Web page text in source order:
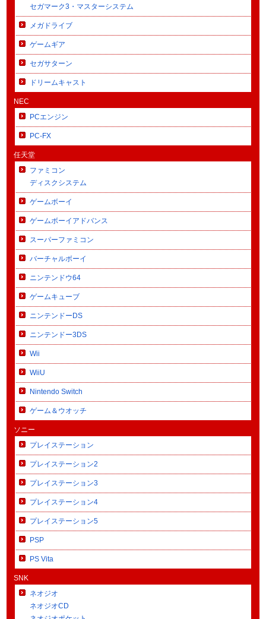
セガマーク3・マスターシステム
メガドライブ
ゲームギア
セガサターン
ドリームキャスト
NEC
PCエンジン
PC-FX
任天堂
ファミコン
ディスクシステム
ゲームボーイ
ゲームボーイアドバンス
スーパーファミコン
バーチャルボーイ
ニンテンドウ64
ゲームキューブ
ニンテンドーDS
ニンテンドー3DS
Wii
WiiU
Nintendo Switch
ゲーム＆ウオッチ
ソニー
プレイステーション
プレイステーション2
プレイステーション3
プレイステーション4
プレイステーション5
PSP
PS Vita
SNK
ネオジオ
ネオジオCD